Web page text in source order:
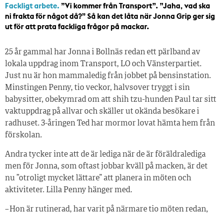
Fackligt arbete. ”Vi kommer från Transport”. ”Jaha, vad ska
ni frakta för något då?” Så kan det låta när Jonna Grip ger sig
ut för att prata fackliga frågor på mackar.
25 år gammal har Jonna i Bollnäs redan ett pärlband av
lokala uppdrag inom Transport, LO och Vänsterpartiet.
Just nu är hon mammaledig från jobbet på bensinstation.
Minstingen Penny, tio veckor, halvsover tryggt i sin
babysitter, obekymrad om att shih tzu-hunden Paul tar sitt
vaktuppdrag på allvar och skäller ut okända besökare i
radhuset. 3-åringen Ted har mormor lovat hämta hem från
förskolan.
Andra tycker inte att de är lediga när de är föräldralediga
men för Jonna, som oftast jobbar kväll på macken, är det
nu ”otroligt mycket lättare” att planera in möten och
aktiviteter. Lilla Penny hänger med.
– Hon är rutinerad, har varit på närmare tio möten redan,